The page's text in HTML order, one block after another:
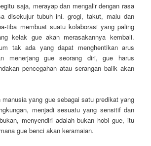
saja, merayap dan mengalir dengan rasa
disekujur tubuh ini. grogi, takut, malu dan
tiba membuat suatu kolaborasi yang paling
kelak gue akan merasakannya kembali.
tak ada yang dapat menghentikan arus
menerjang gue seorang diri, gue harus
pencegahan atau serangan balik akan
manusia yang gue sebagai satu predikat yang
menjadi sesuatu yang sensitif dan
menyendiri adalah bukan hobi gue, itu
gue benci akan keramaian.